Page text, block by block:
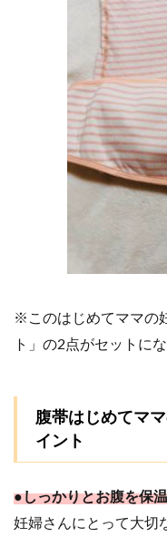
※このはじめてママの
ト」の2点がセットに
腹帯はじめてマ
イント
●しっかりとお腹を保
妊婦さんにとって大切